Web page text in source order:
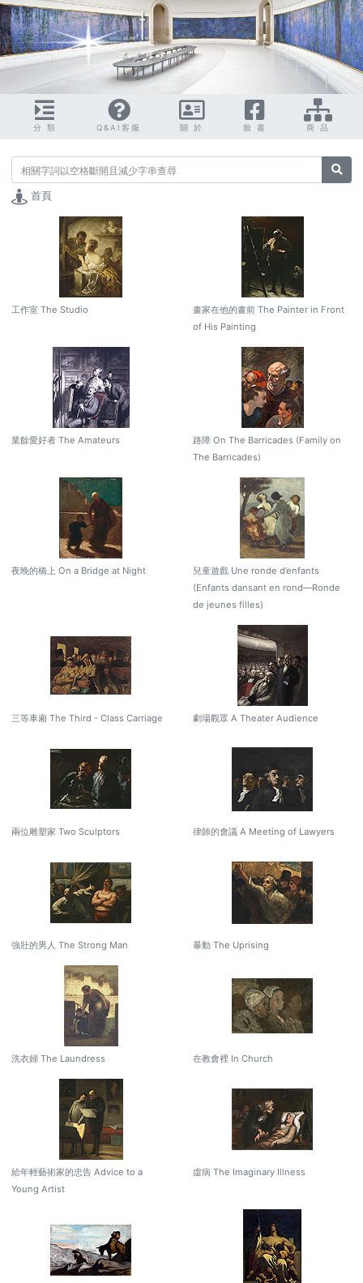
分 類 Q&AI客服 關 於 臉 書 商 品
搜尋
首頁
工作室 The Studio
畫家在他的畫前 The Painter in Front
of His Painting
業餘愛好者 The Amateurs
路障 On The Barricades (Family on
The Barricades)
夜晚的橋上 On a Bridge at Night
兒童遊戲 Une ronde d’enfants
(Enfants dansant en rond—Ronde
de jeunes filles)
三等車廂 The Third - Class Carriage 劇場觀眾 A Theater Audience
兩位雕塑家 Two Sculptors 律師的會議 A Meeting of Lawyers
強壯的男人 The Strong Man 暴動 The Uprising
洗衣婦 The Laundress 在教會裡 In Church
給年輕藝術家的忠告 Advice to a
Young Artist
虛病 The Imaginary Illness